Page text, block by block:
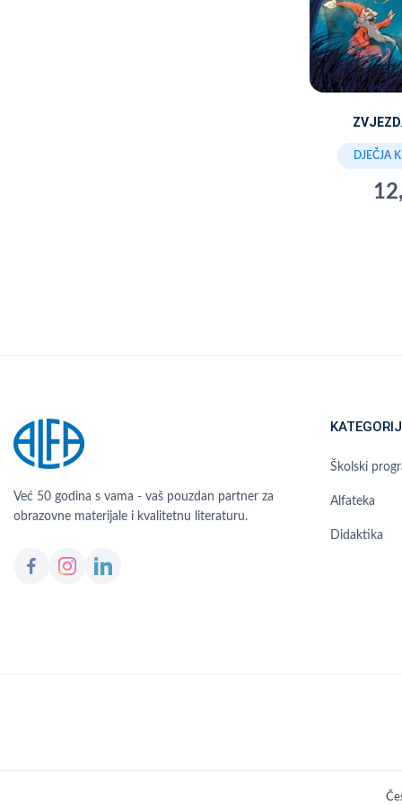
DJEČJA
Već 50 godina s vama - vaš pouzdan partner za
obrazovne materijale i kvalitetnu literaturu.
Školski
Alfateka
Didaktika